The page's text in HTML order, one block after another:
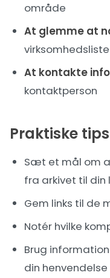
område
At glemme at
virksomhedsliste
At kontakte
kontaktperson
Praktiske tips
Sæt et mål om
fra arkivet til din
Gem links til de
Notér hvilke
Brug
din henvendelse